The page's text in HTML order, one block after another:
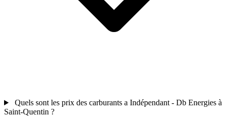
Quels sont les prix des carburants a Indépendant - Db Energies à
Saint-Quentin ?